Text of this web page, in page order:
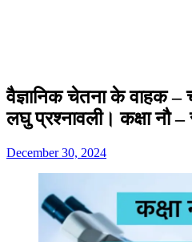
वैज्ञानिक चेतना के वाहक
लघु प्रश्नावली। कक्षा नौ
December 30, 2024